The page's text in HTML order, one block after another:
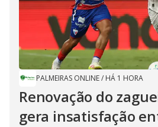
PALMEIRAS ONLINE/ HÁ 1 HORA
Renovação do
gera insatisfação